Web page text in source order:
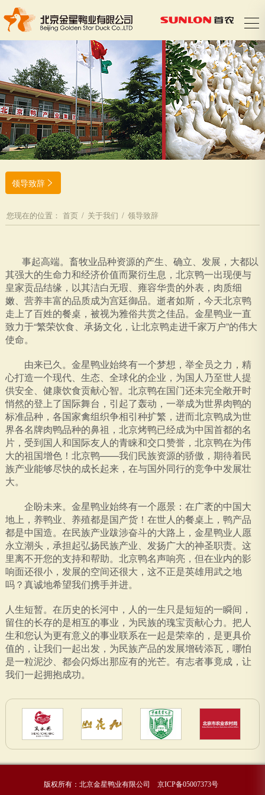
领导致辞
您现在的位置： 首页 / 关于我们 / 领导致辞
事起高端。畜牧业品种资源的产生、确立、发展，大都以
其强大的生命力和经济价值而聚衍生息，北京鸭一出现便与
皇家贡品结缘，以其洁白无瑕、雍容华贵的外表，肉质细
嫩、营养丰富的品质成为宫廷御品。逝者如斯，今天北京鸭
走上了百姓的餐桌，被视为雅俗共赏之佳品。金星鸭业一直
致力于“繁荣饮食、承扬文化，让北京鸭走进千家万户”的伟大
使命。
由来已久。金星鸭业始终有一个梦想，举全员之力，精
心打造一个现代、生态、全球化的企业，为国人乃至世人提
供安全、健康饮食贡献心智。北京鸭在国门还未完全敞开时
悄然的登上了国际舞台，引起了轰动，一举成为世界肉鸭的
标准品种，各国家禽组织争相引种扩繁，进而北京鸭成为世
界各名牌肉鸭品种的鼻祖，北京烤鸭已经成为中国首都的名
片，受到国人和国际友人的青睐和交口赞誉，北京鸭在为伟
大的祖国增色！北京鸭——我们民族资源的骄傲，期待着民
族产业能够尽快的成长起来，在与国外同行的竞争中发展壮
大。
企盼未来。金星鸭业始终有一个愿景：在广袤的中国大
地上，养鸭业、养殖都是国产货！在世人的餐桌上，鸭产品
都是中国造。在民族产业跋涉奋斗的大路上，金星鸭业人愿
永立潮头，承担起弘扬民族产业、发扬广大的神圣职责。这
里离不开您的支持和帮助。北京鸭名声响亮，但在业内的影
响面还很小，发展的空间还很大，这不正是英雄用武之地
吗？真诚地希望我们携手并进。
人生短暂。在历史的长河中，人的一生只是短短的一瞬间，
留住的长存的是相互的事业，为民族的瑰宝贡献心力。把人
生和您认为更有意义的事业联系在一起是荣幸的，是更具价
值的，让我们一起出发，为民族产品的发展增砖添瓦，哪怕
是一粒泥沙、都会闪烁出那应有的光芒。有志者事竟成，让
我们一起拥抱成功。
版权所有：北京金星鸭业有限公司 京ICP备05007373号